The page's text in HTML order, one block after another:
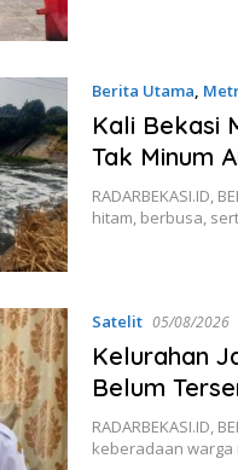
Berita Utama,
Kali Bekasi
Tak Minum
RADARBEKASI.ID,
hitam, berbusa,
Satelit 05/08/2026
Kelurahan
Belum
RADARBEKASI.ID,
keberadaan